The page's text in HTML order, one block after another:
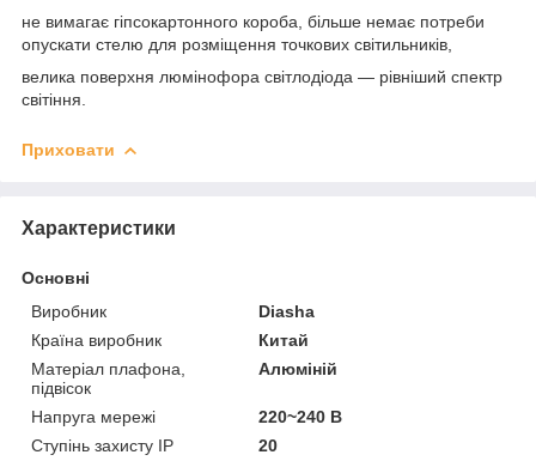
не вимагає гіпсокартонного короба, більше немає потреби
опускати стелю для розміщення точкових світильників,
велика поверхня люмінофора світлодіода — рівніший спектр
світіння.
Приховати
Характеристики
Основні
Виробник
Diasha
Країна виробник
Китай
Матеріал плафона,
підвісок
Алюміній
Напруга мережі
220~240 В
Ступінь захисту IP
20